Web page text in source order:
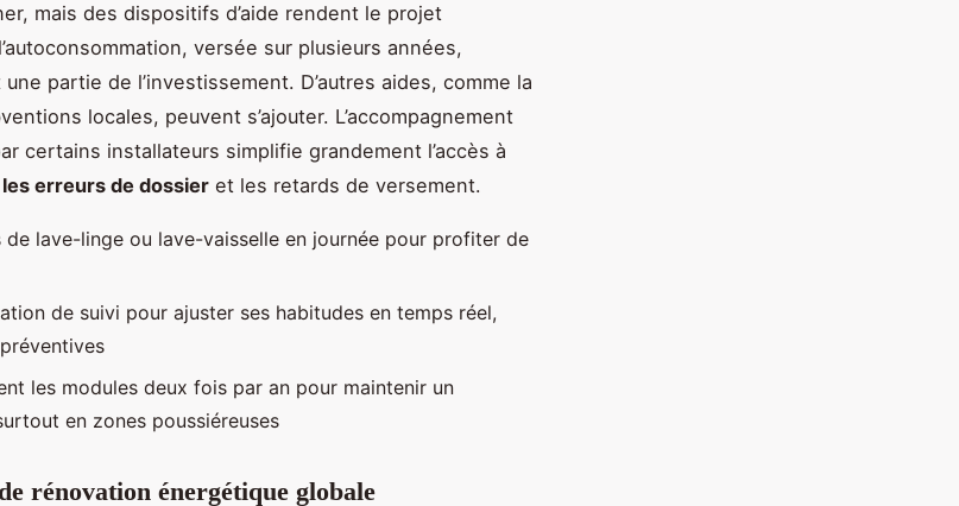
mais des dispositifs d’aide rendent le projet
versée sur plusieurs années,
partie de l’investissement. D’autres aides, comme la
locales, peuvent s’ajouter. L’accompagnement
certains installateurs simplifie grandement l’accès à
erreurs de dossier et les retards de versement.
de lave-linge ou lave-vaisselle en journée pour profiter de
de suivi pour ajuster ses habitudes en temps réel,
les modules deux fois par an pour maintenir un
en zones poussiéreuses
rénovation énergétique globale